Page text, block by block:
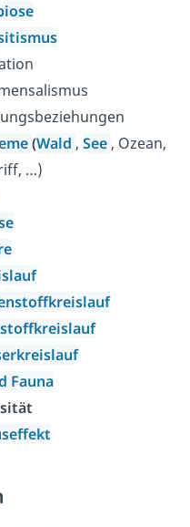
(Wald , See , Ozean,
…)
Fauna